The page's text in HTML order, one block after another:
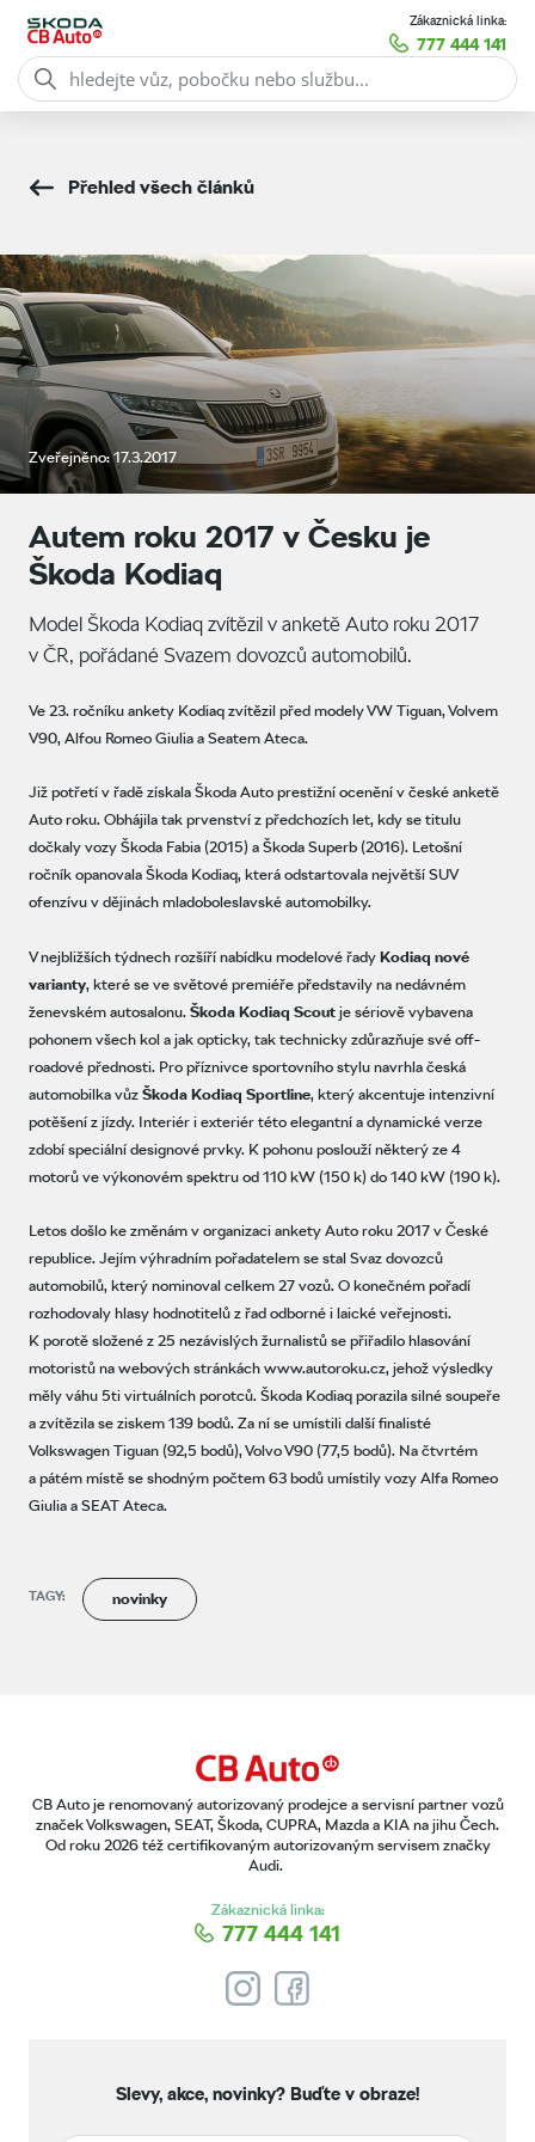
Zákaznická linka:
777 444 141
Přehled všech článků
Zveřejněno: 17.3.2017
Autem roku 2017 v Česku je
Škoda Kodiaq
Model Škoda Kodiaq zvítězil v anketě Auto roku 2017
v ČR, pořádané Svazem dovozců automobilů.
Ve 23. ročníku ankety Kodiaq zvítězil před modely VW Tiguan, Volvem
V90, Alfou Romeo Giulia a Seatem Ateca.
​Již potřetí v řadě získala Škoda Auto prestižní ocenění v české anketě
Auto roku. Obhájila tak prvenství z předchozích let, kdy se titulu
dočkaly vozy Škoda Fabia (2015) a Škoda Superb (2016). Letošní
ročník opanovala Škoda Kodiaq, která odstartovala největší SUV
ofenzívu v dějinách mladoboleslavské automobilky.
V nejbližších týdnech rozšíří nabídku modelové řadyKodiaq nové
varianty, které se ve světové premiéře představily na nedávném
ženevském autosalonu.Škoda Kodiaq Scoutje sériově vybavena
pohonem všech kol a jak opticky, tak technicky zdůrazňuje své off-
roadové přednosti. Pro příznivce sportovního stylu navrhla česká
automobilka vůzŠkoda Kodiaq Sportline, který akcentuje intenzivní
potěšení z jízdy. Interiér i exteriér této elegantní a dynamické verze
zdobí speciální designové prvky. K pohonu poslouží některý ze 4
motorů ve výkonovém spektru od 110 kW (150 k) do 140 kW (190 k).
Letos došlo ke změnám v organizaci ankety Auto roku 2017 v České
republice. Jejím výhradním pořadatelem se stal Svaz dovozců
automobilů, který nominoval celkem 27 vozů. O konečném pořadí
rozhodovaly hlasy hodnotitelů z řad odborné i laické veřejnosti.
K porotě složené z 25 nezávislých žurnalistů se přiřadilo hlasování
motoristů na webových stránkách www.autoroku.cz, jehož výsledky
měly váhu 5ti virtuálních porotců. Škoda Kodiaq porazila silné soupeře
a zvítězila se ziskem 139 bodů. Za ní se umístili další finalisté
Volkswagen Tiguan (92,5 bodů), Volvo V90 (77,5 bodů). Na čtvrtém
a pátém místě se shodným počtem 63 bodů umístily vozy Alfa Romeo
Giulia a SEAT Ateca.
TAGY: novinky
CB Auto je renomovaný autorizovaný prodejce a servisní partner vozů
značek Volkswagen, SEAT, Škoda, CUPRA, Mazda a KIA na jihu Čech.
Od roku 2026 též certifikovaným autorizovaným servisem značky
Audi.
Zákaznická linka:
777 444 141
Slevy, akce, novinky? Buďte v obraze!